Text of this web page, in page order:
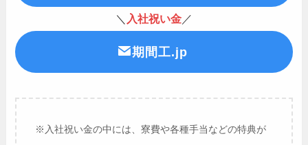
＼ 入社祝い金 ／
期間工.jp
※入社祝い金の中には、寮費や各種手当などの特典が